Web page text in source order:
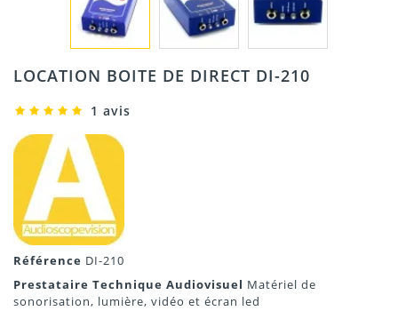
LOCATION BOITE DE DIRECT DI-210
1 avis
Référence DI-210
Prestataire Technique Audiovisuel Matériel de
sonorisation, lumière, vidéo et écran led